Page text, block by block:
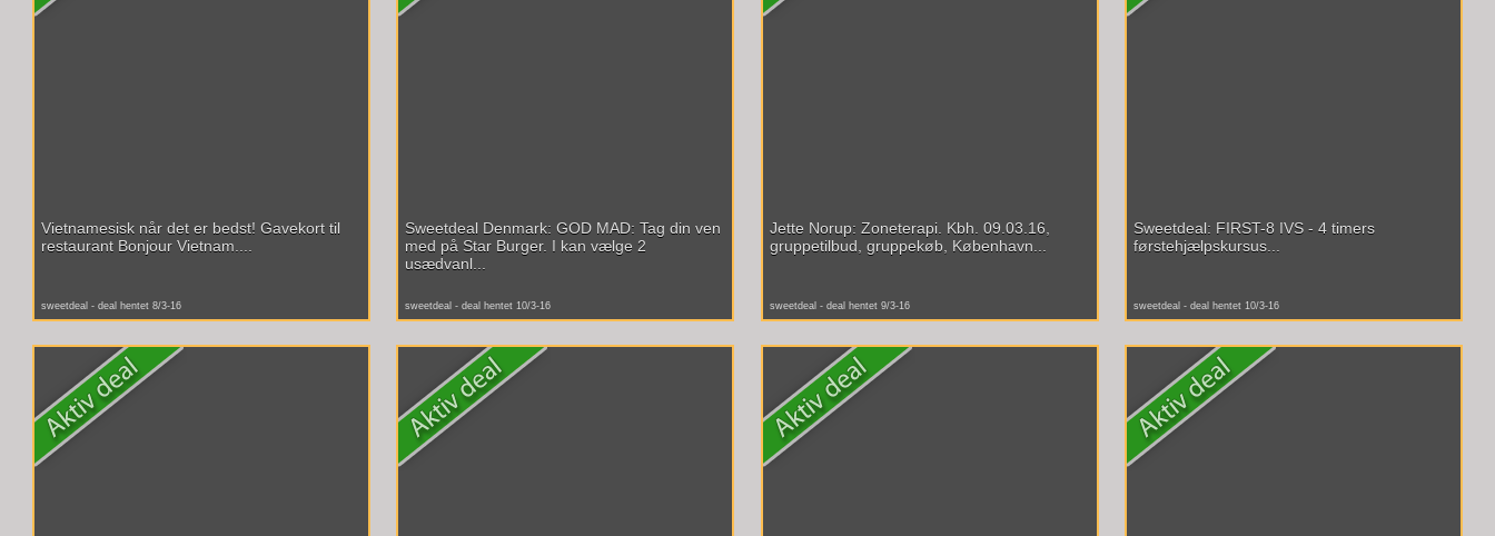
Vietnamesisk når det er bedst! Gavekort til
restaurant Bonjour Vietnam....
sweetdeal - deal hentet 8/3-16
Sweetdeal Denmark: GOD MAD: Tag din ven
med på Star Burger. I kan vælge 2
usædvanl...
sweetdeal - deal hentet 10/3-16
Jette Norup: Zoneterapi. Kbh. 09.03.16,
gruppetilbud, gruppekøb, København...
sweetdeal - deal hentet 9/3-16
Sweetdeal: FIRST-8 IVS - 4 timers
førstehjælpskursus...
sweetdeal - deal hentet 10/3-16